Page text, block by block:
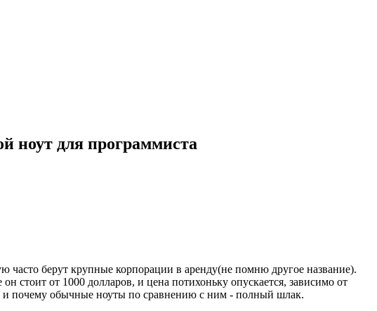
ноут для программиста
часто берут крупные корпорации в аренду(не помню другое название).
стоит от 1000 долларов, и цена потихоньку опускается, зависимо от
и почему обычные ноуты по сравнению с ним - полный шлак.